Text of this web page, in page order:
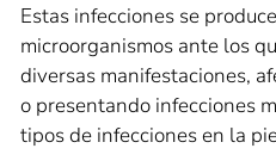
Estas infecciones se
microorganismos ante los
diversas manifestaciones,
o presentando infecciones
tipos de infecciones en la